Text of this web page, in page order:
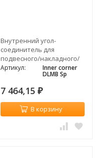
Внутренний угол-
соединитель для
подвесного/накладного/
встраиваемого
шинопровода, черный
Артикул: Inner corner
DLMB Sp
7 464,15 ₽
В корзину